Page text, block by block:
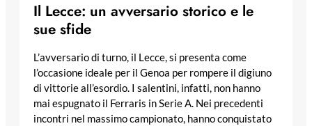
Il Lecce: un avversario storico e le
sue sfide
L’avversario di turno, il Lecce, si presenta come
l’occasione ideale per il Genoa per rompere il digiuno
di vittorie all’esordio. I salentini, infatti, non hanno
mai espugnato il Ferraris in Serie A. Nei precedenti
incontri nel massimo campionato, hanno conquistato